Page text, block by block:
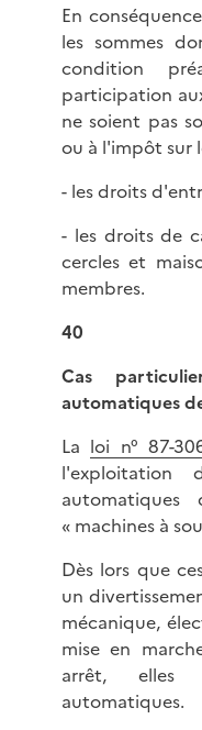
En
les sommes
condition
participation
ne soient pas
ou à l'impôt sur
- les droits
- les droits de
cercles et
membres.
40
Cas
automatiques
La loi n° 87-
l'exploitation
automatiques
« machines à
Dès lors que
un
mécanique,
mise en
arrêt, elles
automatiques.